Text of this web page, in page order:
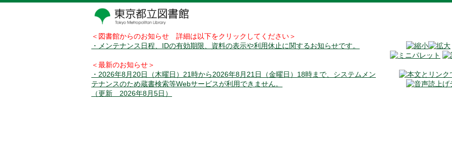
＜図書館からのお知らせ 詳細は以下をクリックしてください＞
・メンテナンス日程、IDの有効期限、資料の表示や利用休止に関するお知らせです。
＜最新のお知らせ＞
・2026年8月20日（木曜日）21時から2026年8月21日（金曜日）18時まで、システムメン
テナンスのため蔵書検索等Webサービスが利用できません。
（更新 2026年8月5日）